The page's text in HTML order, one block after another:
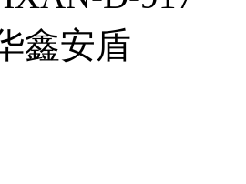
鑫安盾